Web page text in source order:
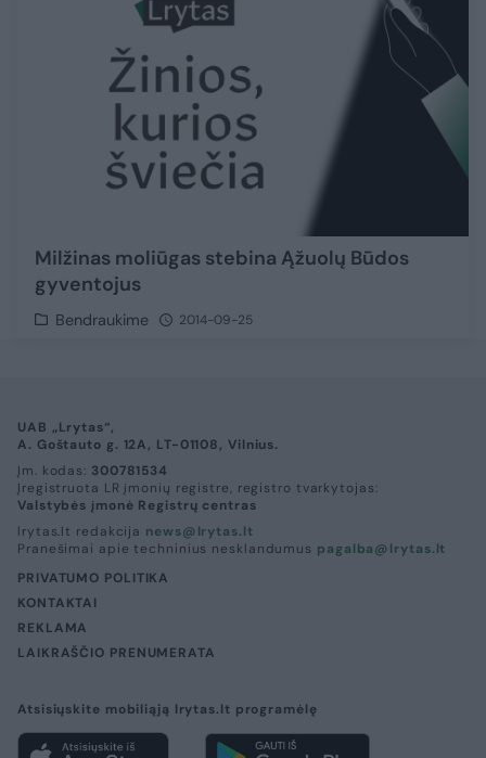
Milžinas moliūgas stebina Ąžuolų Būdos
gyventojus
Bendraukime 2014-09-25
UAB „Lrytas“,
A. Goštauto g. 12A, LT-01108, Vilnius.
Įm. kodas: 300781534
Įregistruota LR įmonių registre, registro tvarkytojas:
Valstybės įmonė Registrų centras
lrytas.lt redakcija news@lrytas.lt
Pranešimai apie techninius nesklandumus pagalba@lrytas.lt
PRIVATUMO POLITIKA
KONTAKTAI
REKLAMA
LAIKRAŠČIO PRENUMERATA
Atsisiųskite mobiliąją lrytas.lt programėlę